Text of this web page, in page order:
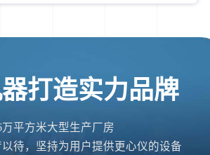
打造实力品牌
万平方米大型生产厂房
待，坚持为用户提供更心仪的设备